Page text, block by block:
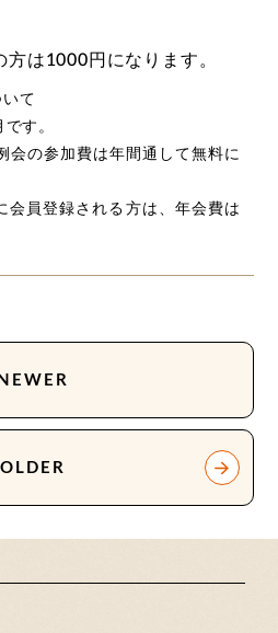
は1000円になります。
て
す。
会の参加費は年間通して無料に
会員登録される方は、年会費は
NEWER
OLDER